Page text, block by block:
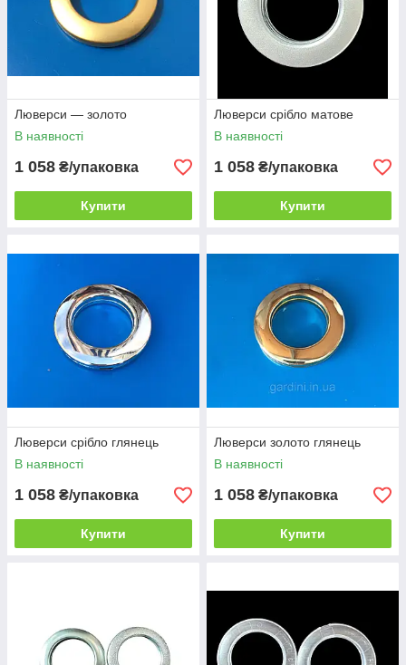
Люверси — золото
В наявності
1 058 ₴/упаковка
Купити
Люверси срібло матове
В наявності
1 058 ₴/упаковка
Купити
Люверси срібло глянець
В наявності
1 058 ₴/упаковка
Купити
Люверси золото глянець
В наявності
1 058 ₴/упаковка
Купити